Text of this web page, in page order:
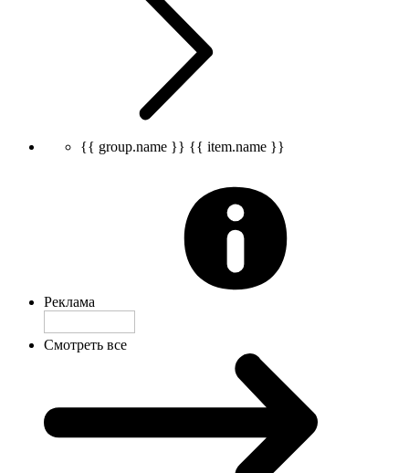
{{ group.name }} {{ item.name }}
Реклама
Смотреть все